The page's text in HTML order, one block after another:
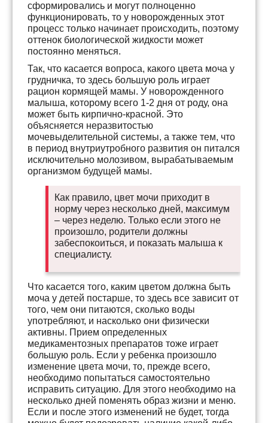
сформировались и могут полноценно
функционировать, то у новорожденных этот
процесс только начинает происходить, поэтому
оттенок биологической жидкости может
постоянно меняться.
Так, что касается вопроса, какого цвета моча у
грудничка, то здесь большую роль играет
рацион кормящей мамы. У новорожденного
малыша, которому всего 1-2 дня от роду, она
может быть кирпично-красной. Это
объясняется неразвитостью
мочевыделительной системы, а также тем, что
в период внутриутробного развития он питался
исключительно молозивом, вырабатываемым
организмом будущей мамы.
Как правило, цвет мочи приходит в
норму через несколько дней, максимум
– через неделю. Только если этого не
произошло, родители должны
забеспокоиться, и показать малыша к
специалисту.
Что касается того, каким цветом должна быть
моча у детей постарше, то здесь все зависит от
того, чем они питаются, сколько воды
употребляют, и насколько они физически
активны. Прием определенных
медикаментозных препаратов тоже играет
большую роль. Если у ребенка произошло
изменение цвета мочи, то, прежде всего,
необходимо попытаться самостоятельно
исправить ситуацию. Для этого необходимо на
несколько дней поменять образ жизни и меню.
Если и после этого изменений не будет, тогда